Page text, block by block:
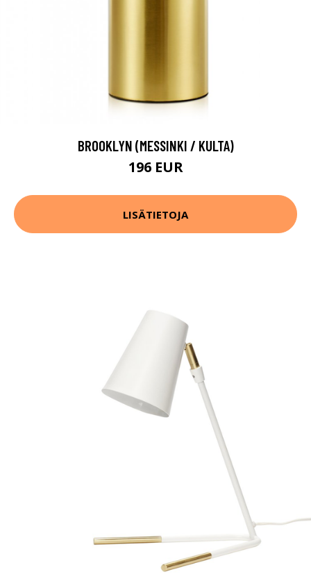
BROOKLYN (MESSINKI / KULTA)
196 EUR
LISÄTIETOJA